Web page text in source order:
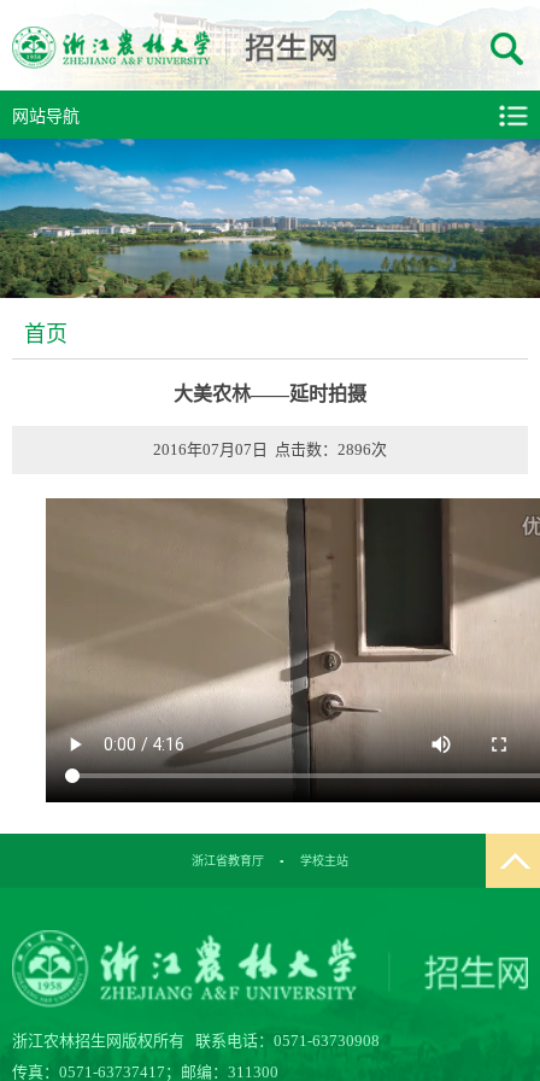
网站导航
首页
大美农林——延时拍摄
2016年07月07日 点击数： 2896次
浙江省教育厅 ▪ 学校主站
浙江农林招生网版权所有 联系电话：0571-63730908
传真：0571-63737417；邮编：311300